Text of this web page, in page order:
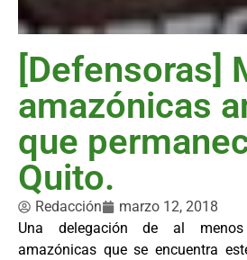
[Defensoras]
amazónicas
que
Quito.
Redacción
marzo 12, 2018
Una delegación de al menos
amazónicas que se encuentra